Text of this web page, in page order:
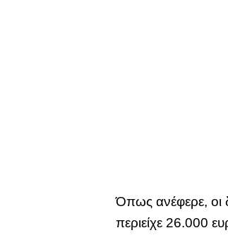
Όπως ανέφερε, οι
περιείχε 26.000